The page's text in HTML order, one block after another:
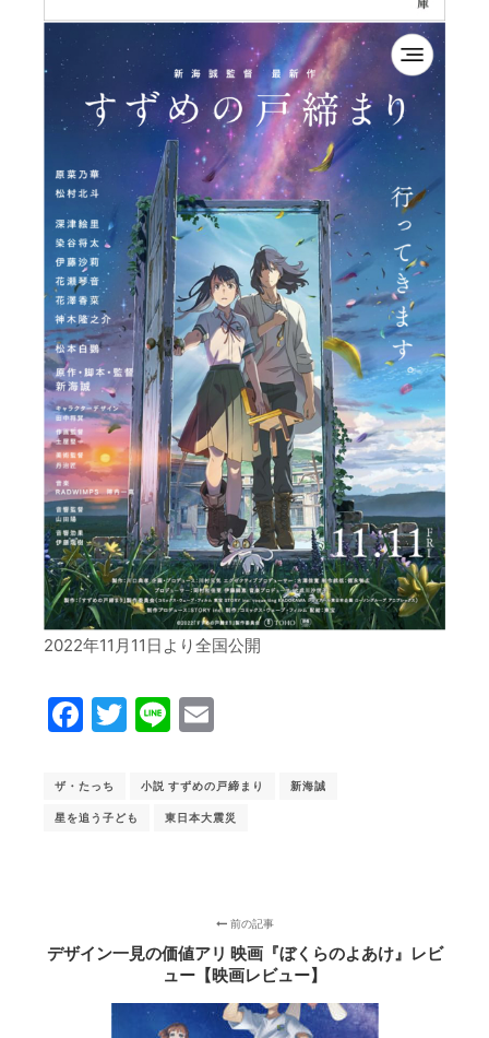
2022年11月11日より全国公開
Facebook
Twitter
Line
ザ・たっち 小説 すずめの戸締まり 新海誠
星を追う子ども 東日本大震災
前の記事
デザイン一見の価値アリ 映画『ぼくらのよあけ』レビ
ュー【映画レビュー】